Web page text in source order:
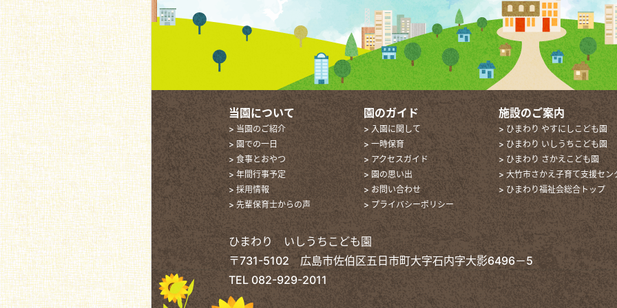
当園について
> 当園のご紹介
> 園での一日
> 食事とおやつ
> 年間行事予定
> 採用情報
> 先輩保育士からの声
園のガイド
> 入園に関して
> 一時保育
> アクセスガイド
> 園の思い出
> お問い合わせ
> プライバシーポリシー
施設のご案内
> ひまわり やすにしこども園
> ひまわり いしうちこども園
> ひまわり さかえこども園
> 大竹市さかえ子育て支援セン
> ひまわり福祉会総合トップ
ひまわり いしうちこども園
〒731-5102 広島市佐伯区五日市町大字石内字大影6496－5
TEL 082-929-2011